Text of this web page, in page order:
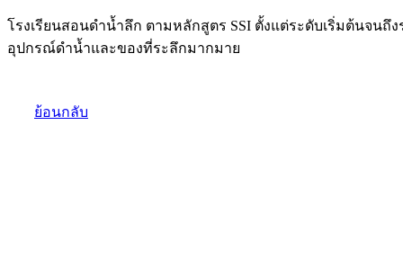
โรงเรียนสอนดำน้ำลึก ตามหลักสูตร SSI ตั้งแต่ระดับเริ่มต้นจนถึ
อุปกรณ์ดำน้ำและของที่ระลึกมากมาย
ย้อนกลับ